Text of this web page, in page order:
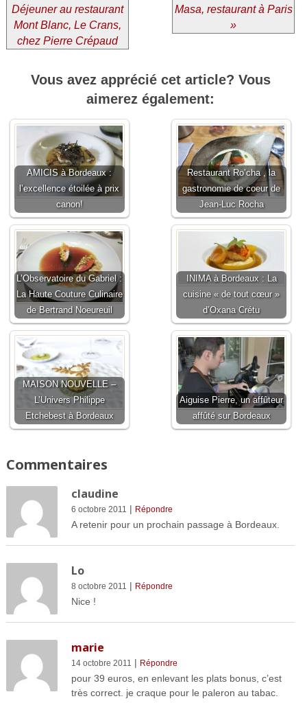
Déjeuner au restaurant
Mont Blanc, Le Crans,
chez Pierre Crépaud
Masa, restaurant à Paris
»
Vous avez apprécié cet article? Vous
aimerez également:
AMICIS à Bordeaux :
l’excellence étoilée à prix
canon!
Restaurant Ro’cha , la
gastronomie de coeur de
Jean-Luc Rocha
L’Observatoire du Gabriel :
La Haute Couture Culinaire
de Bertrand Noeureuil
INIMA à Bordeaux : La
cuisine « de tout cœur »
d’Oxana Crétu
MAISON NOUVELLE –
L’Univers Philippe
Etchebest à Bordeaux
Aiguise Pierre, un affûteur
affûté sur Bordeaux
Commentaires
claudine
6 octobre 2011 | Répondre
A retenir pour un prochain passage à Bordeaux.
Lo
8 octobre 2011 | Répondre
Nice !
marie
14 octobre 2011 | Répondre
pour 39 euros, en enlevant les plats bonus, c’est
très correct. je craque pour le paleron au tabac.